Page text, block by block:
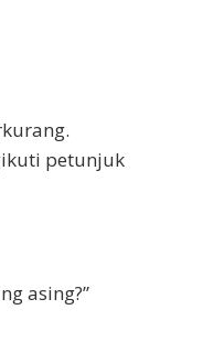
petunjuk
asing?”